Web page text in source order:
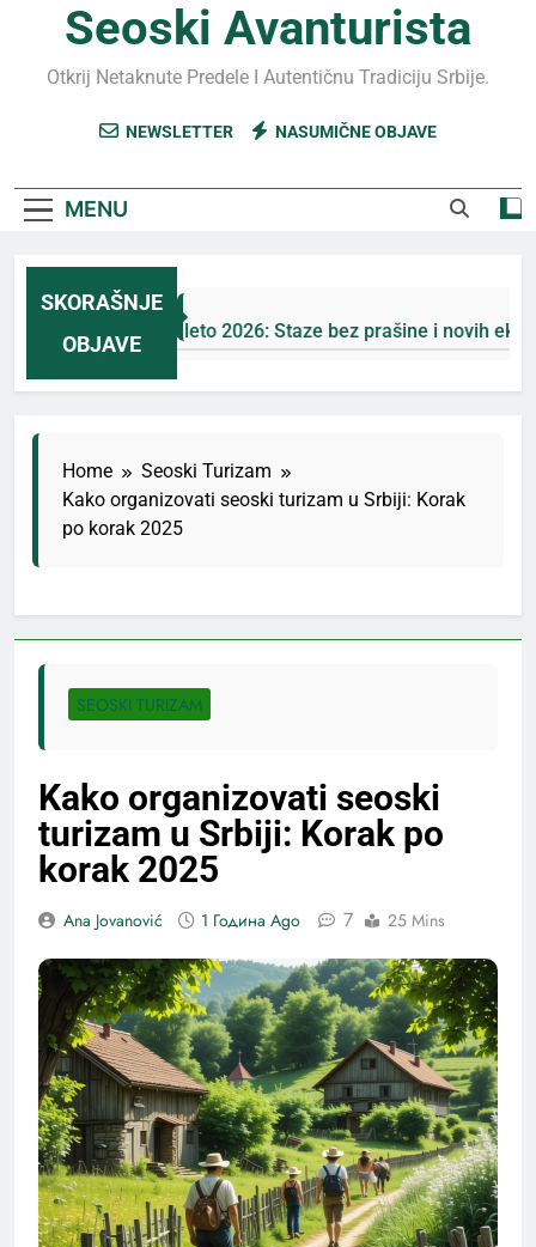
Seoski Avanturista
Otkrij Netaknute Predele I Autentičnu Tradiciju Srbije.
NEWSLETTER NASUMIČNE OBJAVE
MENU
SKORAŠNJE
OBJAVE
Jahorina leto 2026: Staze bez prašine i novih eko-taksi
Home
Seoski Turizam
Kako organizovati seoski turizam u Srbiji: Korak
po korak 2025
SEOSKI TURIZAM
Kako organizovati seoski
turizam u Srbiji: Korak po
korak 2025
Ana Jovanović 1 Година Ago 7 25 Mins